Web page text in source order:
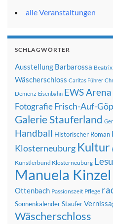
alle Veranstaltungen
SCHLAGWÖRTER
Ausstellung Barbarossa
Wäscherschloss Caritas Führer
Demenz Eisenbahn EWS Arena
FotografieFrisch-Auf-
Galerie Stauferland
Handball Historischer Roman
Klosterneuburg Kultur
Künstlerbund Klosterneuburg
Manuela
Ottenbach Passionszeit Pflege
SonnenkalenderStaufer
Wäscherschloss